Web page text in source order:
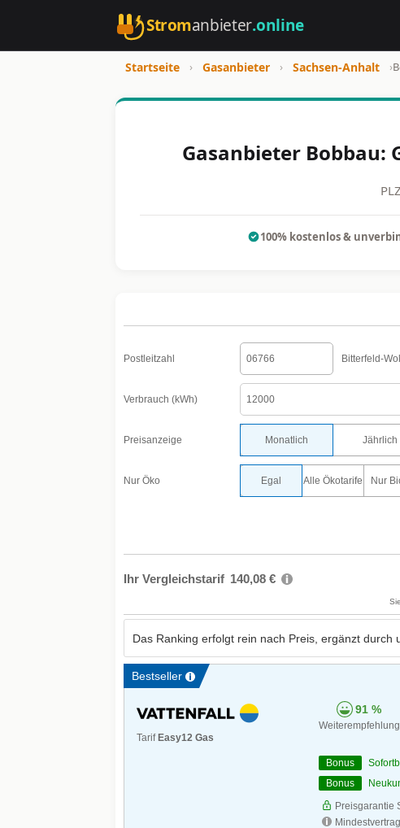
Stromanbieter.online
Startseite › Gasanbieter › Sachsen-Anhalt ›
Gasanbieter Bobbau:
PLZ
100% kostenlos &